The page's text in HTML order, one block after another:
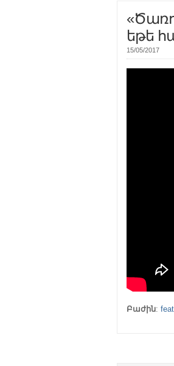
եթե
15/05/2017
Բաժին: